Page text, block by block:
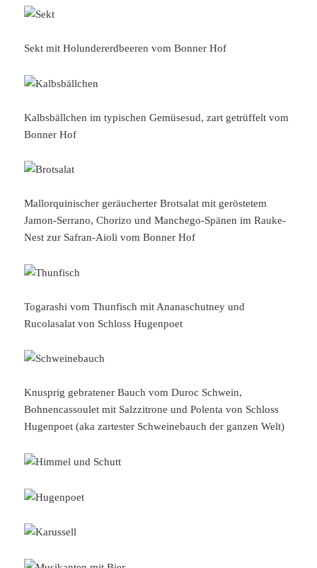
Sekt mit Holundererdbeeren vom Bonner Hof
Kalbsbällchen im typischen Gemüsesud, zart getrüffelt vom
Bonner Hof
Mallorquinischer geräucherter Brotsalat mit geröstetem
Jamon-Serrano, Chorizo und Manchego-Spänen im Rauke-
Nest zur Safran-Aioli vom Bonner Hof
Togarashi vom Thunfisch mit Ananaschutney und
Rucolasalat von Schloss Hugenpoet
Knusprig gebratener Bauch vom Duroc Schwein,
Bohnencassoulet mit Salzzitrone und Polenta von Schloss
Hugenpoet (aka zartester Schweinebauch der ganzen Welt)